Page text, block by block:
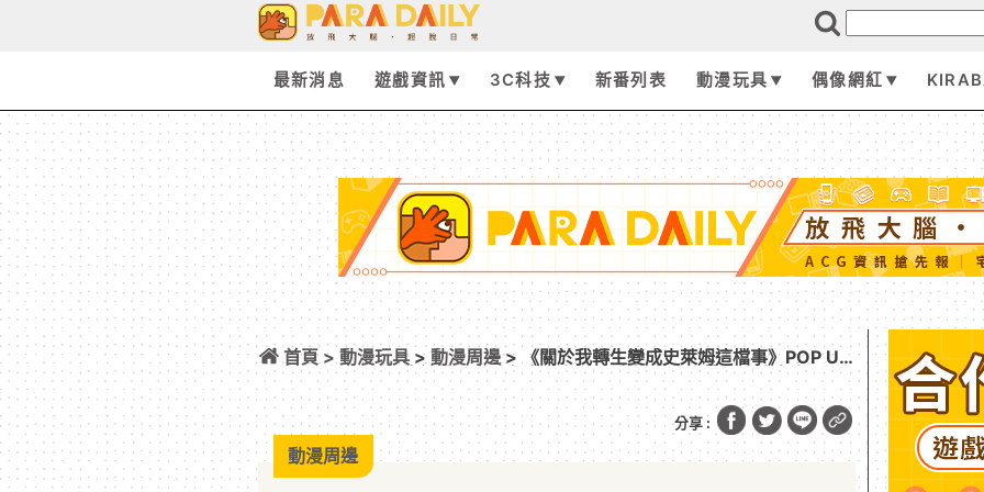
最新消息 遊戲資訊 3C科技 新番列表 動漫玩具 偶像網紅
首頁 >動漫玩具 >動漫周邊> 《關於我轉生變成史萊姆這檔事》POP UP
STORE 海邊造景驚喜揭幕！新品同步推出！跟著利姆路大人一同
進入夏日的異世界吧！
分享 :
動漫周邊